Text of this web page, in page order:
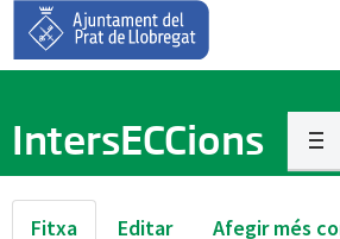
IntersECCions
Fitxa Editar Afegir més